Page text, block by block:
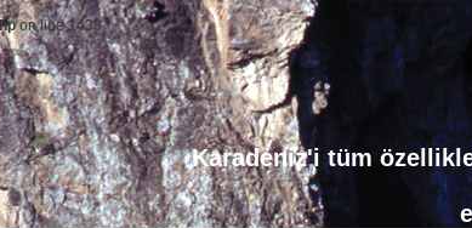
on line1433
Karadeniz'i tüm